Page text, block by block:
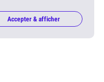
Accepter & afficher